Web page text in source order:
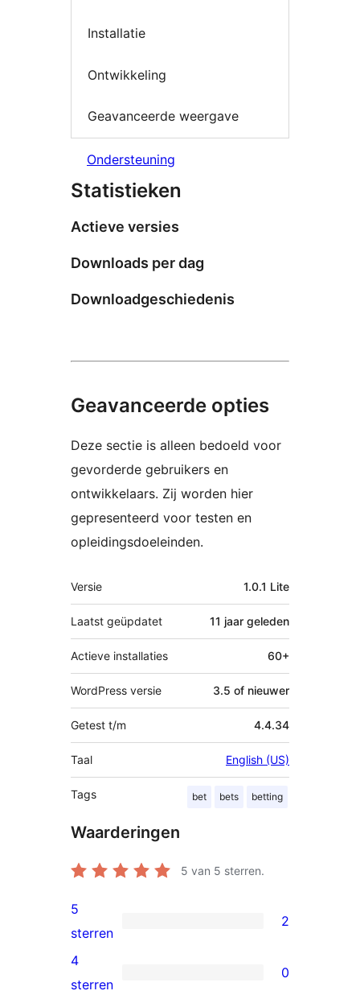
Installatie
Ontwikkeling
Geavanceerde weergave
Ondersteuning
Statistieken
Actieve versies
Downloads per dag
Downloadgeschiedenis
Geavanceerde opties
Deze sectie is alleen bedoeld voor
gevorderde gebruikers en
ontwikkelaars. Zij worden hier
gepresenteerd voor testen en
opleidingsdoeleinden.
Meta
Versie 1.0.1 Lite
Laatst geüpdatet 11 jaar geleden
Actieve installaties 60+
WordPress versie 3.5 of nieuwer
Getest t/m 4.4.34
Taal English (US)
Tags bet bets betting
Waarderingen
5 van 5 sterren.
2
5
sterren
5
sterren
2
0
4
sterren
0